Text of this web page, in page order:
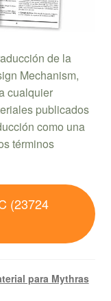
de la
Mechanism,
cualquier
publicados
como una
términos
(23724
para Mythras